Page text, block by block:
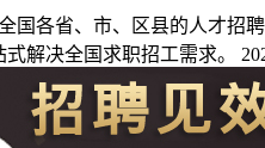
国各省、市、区县的人才
解决全国求职招工需求。